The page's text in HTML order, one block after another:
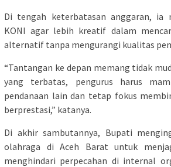
Di tengah keterbatasan anggaran, ia
KONI agar lebih kreatif dalam
alternatif tanpa mengurangi kualitas
“Tantangan ke depan memang tidak
yang terbatas, pengurus harus
pendanaan lain dan tetap fokus
berprestasi,” katanya.
Di akhir sambutannya, Bupati
olahraga di Aceh Barat untuk
menghindari perpecahan di internal